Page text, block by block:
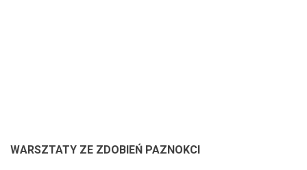
WARSZTATY ZE ZDOBIEŃ PAZNOKCI